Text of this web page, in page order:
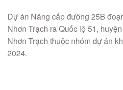
Dự án Nâng cấp đường 25B
Nhơn Trạch ra Quốc lộ 51,
Nhơn Trạch thuộc nhóm dự án
2024.